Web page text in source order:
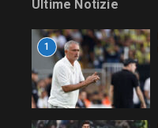
Ultime Notizie
1